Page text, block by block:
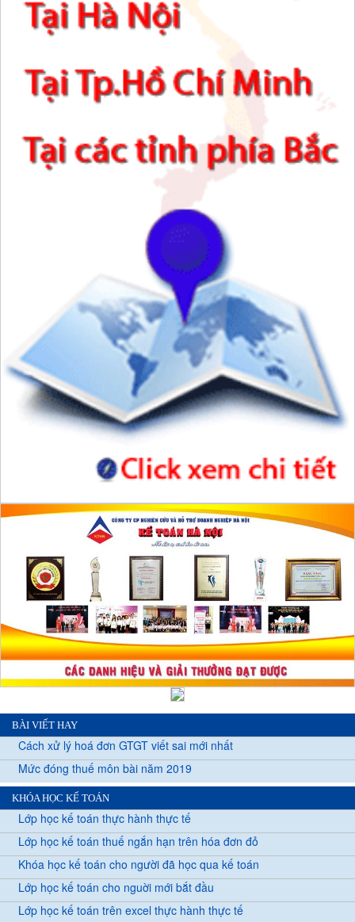
BÀI VIẾT HAY
Cách xử lý hoá đơn GTGT viết sai mới nhất
Mức đóng thuế môn bài năm 2019
KHÓA HỌC KẾ TOÁN
Lớp học kế toán thực hành thực tế
Lớp học kế toán thuế ngắn hạn trên hóa đơn đỏ
Khóa học kế toán cho người đã học qua kế toán
Lớp học kế toán cho nguời mới bắt đầu
Lớp học kế toán trên excel thực hành thực tế